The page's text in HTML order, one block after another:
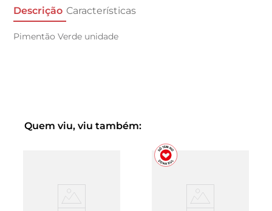
Descrição Características
Pimentão Verde unidade
Quem viu, viu também: